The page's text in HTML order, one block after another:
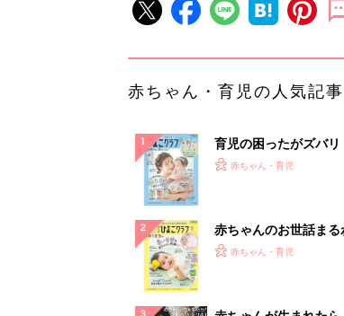
赤ちゃん・育児の人気記
育児の困ったがズバ
『ひよこクラブ 夏号
赤ちゃん・育児
赤ちゃんのお世話まる
てのひよこクラブ 夏号
赤ちゃん・育児